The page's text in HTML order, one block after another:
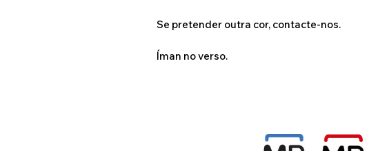
Se pretender outra cor, contacte-nos.
Íman no verso.